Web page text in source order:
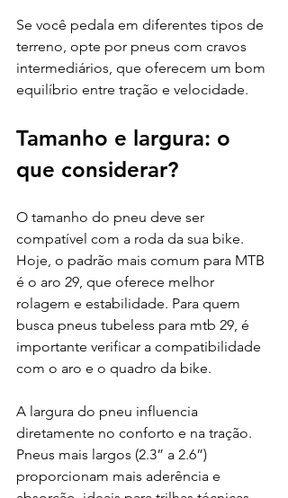
Se você pedala em diferentes tipos de
terreno, opte por pneus com cravos
intermediários, que oferecem um bom
equilíbrio entre tração e velocidade.
Tamanho e largura: o
que considerar?
O tamanho do pneu deve ser
compatível com a roda da sua bike.
Hoje, o padrão mais comum para MTB
é o aro 29, que oferece melhor
rolagem e estabilidade. Para quem
busca pneus tubeless para mtb 29, é
importante verificar a compatibilidade
com o aro e o quadro da bike.
A largura do pneu influencia
diretamente no conforto e na tração.
Pneus mais largos (2.3” a 2.6”)
proporcionam mais aderência e